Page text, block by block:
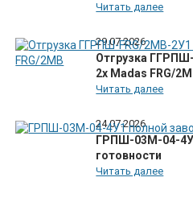
Читать далее
29.07.2026
Отгрузка
2х Madas FRG/
Читать далее
24.07.2026
ГРПШ-03М-04-
готовности
Читать далее